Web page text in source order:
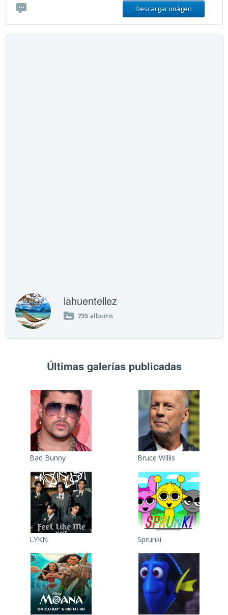
Descargar imágen
lahuentellez
735 albums
Últimas galerías publicadas
Bad Bunny Bruce Willis
LYKN Sprunki